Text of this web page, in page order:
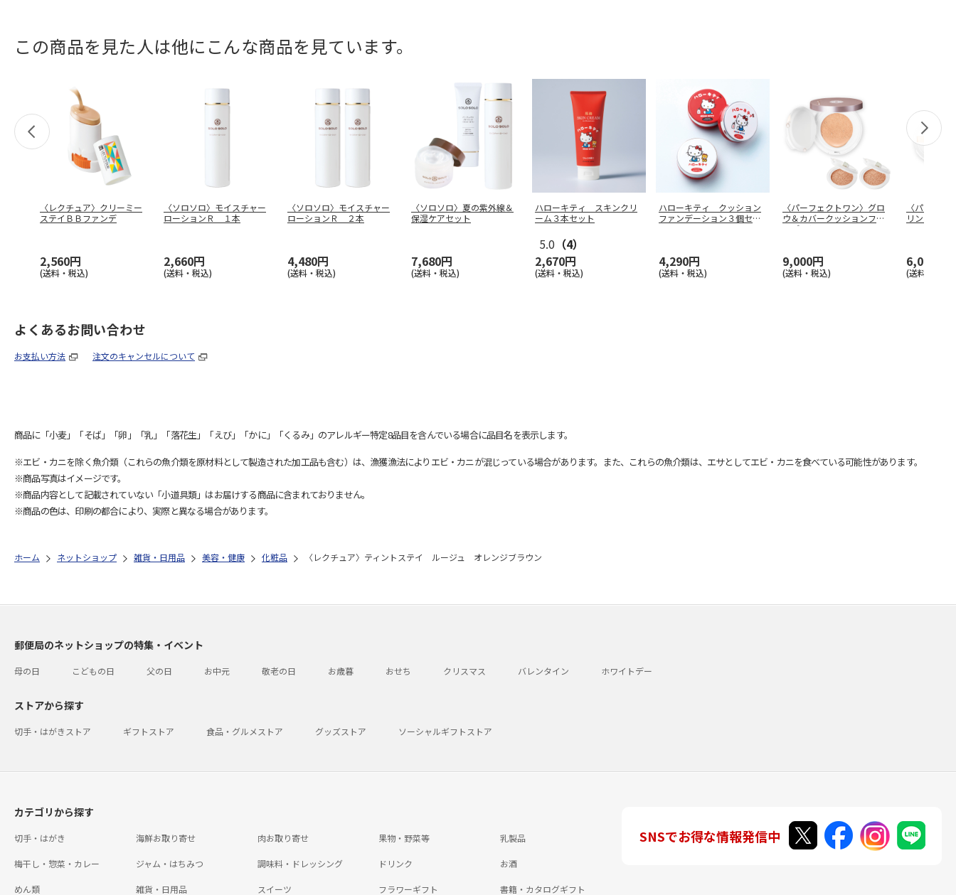
この商品を見た人は他にこんな商品を見ています。
〈レクチュア〉クリーミー
ステイＢＢファンデ
2,560円
(送料・税込)
〈ソロソロ〉モイスチャー
ローションＲ １本
2,660円
(送料・税込)
〈ソロソロ〉モイスチャー
ローションＲ ２本
4,480円
(送料・税込)
〈ソロソロ〉夏の紫外線＆
保湿ケアセット
7,680円
(送料・税込)
ハローキティ スキンクリ
ーム３本セット
5.0 （4）
2,670円
(送料・税込)
ハローキティ クッション
ファンデーション３個セッ
4,290円
(送料・税込)
〈パーフェクトワン〉グロ
ウ＆カバークッションファ
ンデーショ
9,000円
(送料・税込)
〈パーフェ
リンクル＆
6,000円
(送料・税込)
よくあるお問い合わせ
お支払い方法 注文のキャンセルについて
商品に「小麦」「そば」「卵」「乳」「落花生」「えび」「かに」「くるみ」のアレルギー特定8品目を含んでいる場合に品目名を表示します。
※エビ・カニを除く魚介類（これらの魚介類を原材料として製造された加工品も含む）は、漁獲漁法によりエビ・カニが混じっている場合があります。また、これらの魚介類は、エサとしてエビ・カニを食べている可能性があります。
※商品写真はイメージです。
※商品内容として記載されていない「小道具類」はお届けする商品に含まれておりません。
※商品の色は、印刷の都合により、実際と異なる場合があります。
ホーム ネットショップ 雑貨・日用品 美容・健康 化粧品 〈レクチュア〉ティントステイ ルージュ オレンジブラウン
郵便局のネットショップの特集・イベント
母の日 こどもの日 父の日 お中元 敬老の日 お歳暮 おせち クリスマス バレンタイン ホワイトデー
ストアから探す
切手・はがきストア ギフトストア 食品・グルメストア グッズストア ソーシャルギフトストア
カテゴリから探す
切手・はがき 海鮮お取り寄せ 肉お取り寄せ 果物・野菜等 乳製品
梅干し・惣菜・カレー ジャム・はちみつ 調味料・ドレッシング ドリンク お酒
めん類 雑貨・日用品 スイーツ フラワーギフト 書籍・カタログギフト
SNSでお得な情報発信中